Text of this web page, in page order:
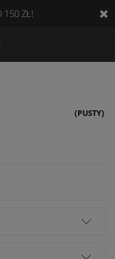
150 ZŁ!
(PUSTY)